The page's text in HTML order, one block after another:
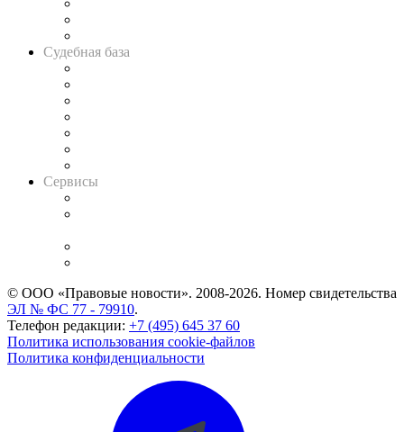
Судебная база
Сервисы
© ООО «Правовые новости». 2008-2026. Номер свидетельства
ЭЛ № ФС 77 - 79910.
Телефон редакции: +7 (495) 645 37 60
Политика использования cookie-файлов
Политика конфиденциальности